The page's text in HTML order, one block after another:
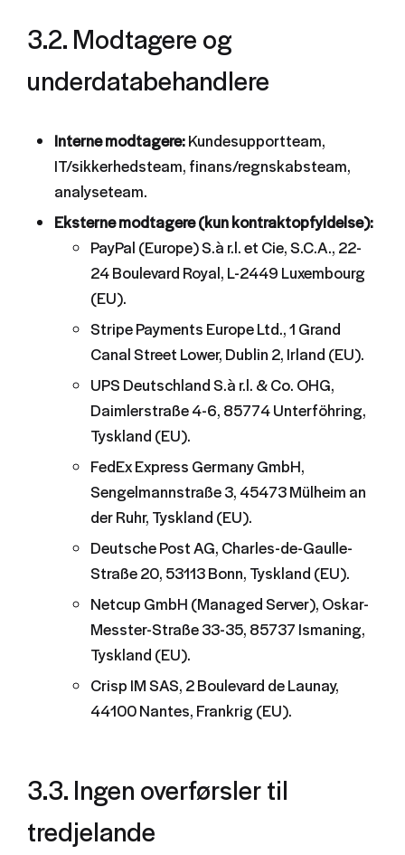
3.2. Modtagere og
underdatabehandlere
Interne modtagere:Kundesupportteam,
IT/sikkerhedsteam, finans/regnskabsteam,
analyseteam.
Eksterne modtagere (kun kontraktopfyldelse):
PayPal (Europe) S.à r.l. et Cie, S.C.A., 22-
24 Boulevard Royal, L-2449 Luxembourg
(EU).
Stripe Payments Europe Ltd., 1 Grand
Canal Street Lower, Dublin 2, Irland (EU).
UPS Deutschland S.à r.l. & Co. OHG,
Daimlerstraße 4-6, 85774 Unterföhring,
Tyskland (EU).
FedEx Express Germany GmbH,
Sengelmannstraße 3, 45473 Mülheim an
der Ruhr, Tyskland (EU).
Deutsche Post AG, Charles-de-Gaulle-
Straße 20, 53113 Bonn, Tyskland (EU).
Netcup GmbH (Managed Server), Oskar-
Messter-Straße 33-35, 85737 Ismaning,
Tyskland (EU).
Crisp IM SAS, 2 Boulevard de Launay,
44100 Nantes, Frankrig (EU).
3.3. Ingen overførsler til
tredjelande